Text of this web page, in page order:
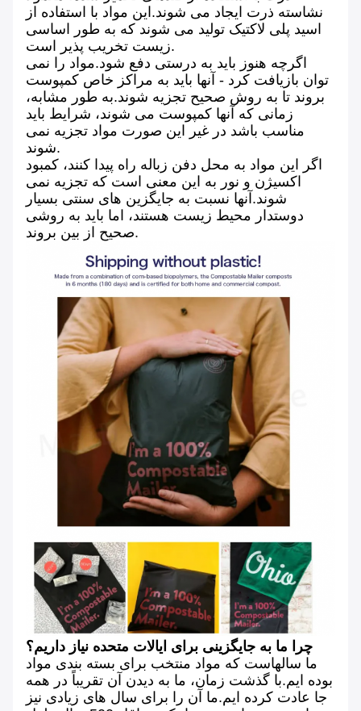
نشاسته ذرت ایجاد می شوند.این مواد با استفاده از
اسید پلی لاکتیک تولید می شوند که به طور اساسی
زیست تخریب پذیر است.
اگرچه هنوز باید به درستی دفع شود.مواد را نمی
توان بازیافت کرد - آنها باید به مراکز خاص کمپوست
بروند تا به روش صحیح تجزیه شوند.به طور مشابه،
زمانی که آنها کمپوست می شوند، شرایط باید
مناسب باشد در غیر این صورت مواد تجزیه نمی
شوند.
اگر این مواد به محل دفن زباله راه پیدا کنند، کمبود
اکسیژن و نور به این معنی است که تجزیه نمی
شوند.آنها نسبت به جایگزین های سنتی بسیار
دوستدار محیط زیست هستند، اما باید به روشی
صحیح از بین بروند.
چرا ما به جایگزینی برای ایالات متحده نیاز داریم؟
ما سالهاست که مواد منتخب برای بسته بندی مواد
بوده ایم.با گذشت زمان، ما به دیدن آن تقریباً در همه
جا عادت کرده ایم.ما آن را برای سال های زیادی نیز